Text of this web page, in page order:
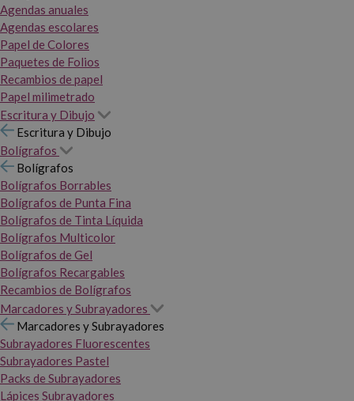
Agendas anuales
Agendas escolares
Papel de Colores
Paquetes de Folios
Recambios de papel
Papel milimetrado
Escritura y Dibujo
Escritura y Dibujo
Bolígrafos
Bolígrafos
Bolígrafos Borrables
Bolígrafos de Punta Fina
Bolígrafos de Tinta Líquida
Bolígrafos Multicolor
Bolígrafos de Gel
Bolígrafos Recargables
Recambios de Bolígrafos
Marcadores y Subrayadores
Marcadores y Subrayadores
Subrayadores Fluorescentes
Subrayadores Pastel
Packs de Subrayadores
Lápices Subrayadores